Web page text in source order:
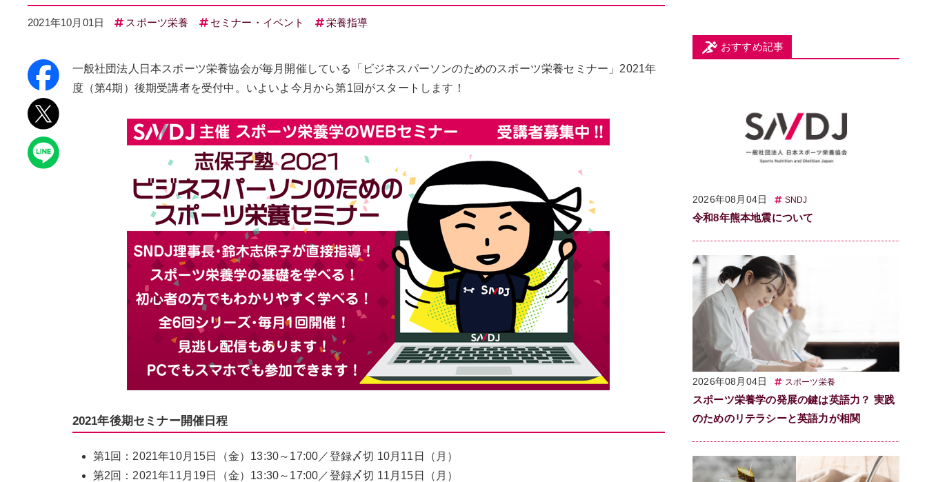
2021年10月01日 スポーツ栄養 セミナー・イベント 栄養指導
一般社団法人日本スポーツ栄養協会が毎月開催している「ビジネスパーソンのためのスポーツ栄養セミナー」2021年
度（第4期）後期受講者を受付中。いよいよ今月から第1回がスタートします！
2021年後期セミナー開催日程
第1回：2021年10月15日（金）13:30～17:00／登録〆切 10月11日（月）
第2回：2021年11月19日（金）13:30～17:00／登録〆切 11月15日（月）
おすすめ記事
2026年08月04日 SNDJ
令和8年熊本地震について
2026年08月04日 スポーツ栄養
スポーツ栄養学の発展の鍵は英語力？ 実践
のためのリテラシーと英語力が相関